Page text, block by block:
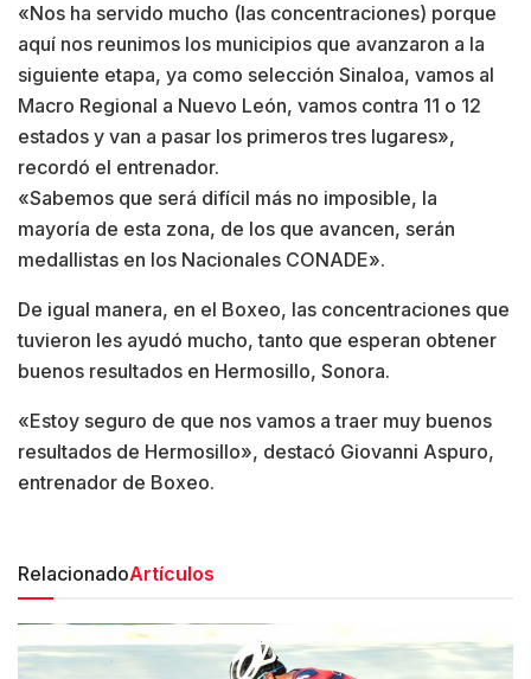
«Nos ha servido mucho (las concentraciones) porque
aquí nos reunimos los municipios que avanzaron a la
siguiente etapa, ya como selección Sinaloa, vamos al
Macro Regional a Nuevo León, vamos contra 11 o 12
estados y van a pasar los primeros tres lugares»,
recordó el entrenador.
«Sabemos que será difícil más no imposible, la
mayoría de esta zona, de los que avancen, serán
medallistas en los Nacionales CONADE».
De igual manera, en el Boxeo, las concentraciones que
tuvieron les ayudó mucho, tanto que esperan obtener
buenos resultados en Hermosillo, Sonora.
«Estoy seguro de que nos vamos a traer muy buenos
resultados de Hermosillo», destacó Giovanni Aspuro,
entrenador de Boxeo.
RelacionadoArtículos